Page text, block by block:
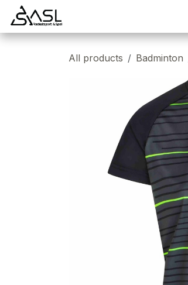
Overslaan naar inhoud
All products Badminton